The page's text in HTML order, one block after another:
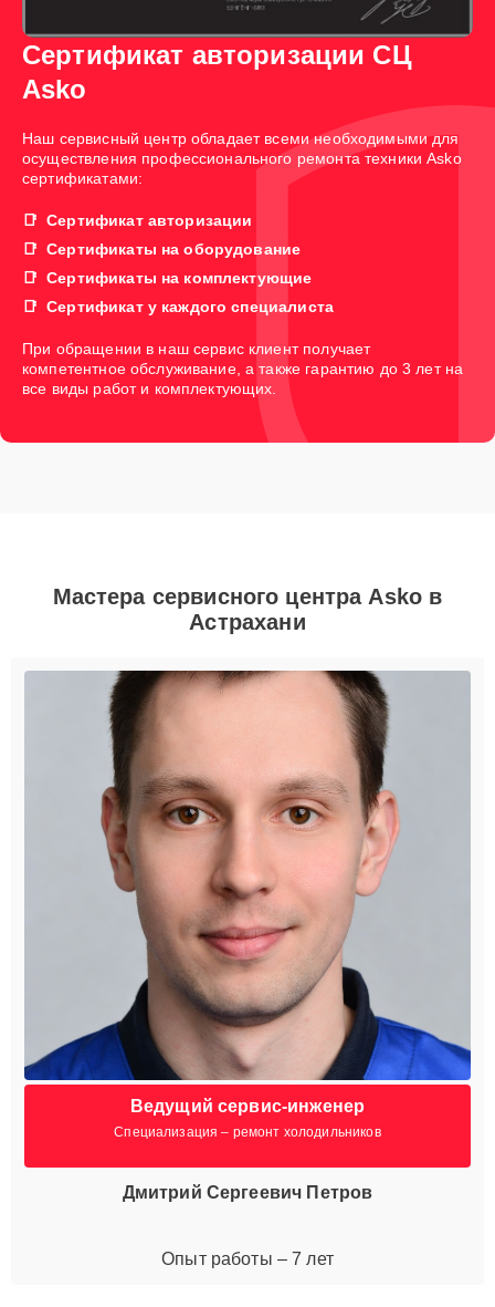
Сертификат авторизации СЦ
Asko
Наш сервисный центр обладает всеми необходимыми для
осуществления профессионального ремонта техники Asko
сертификатами:
Сертификат авторизации
Сертификаты на оборудование
Сертификаты на комплектующие
Сертификат у каждого специалиста
При обращении в наш сервис клиент получает
компетентное обслуживание, а также гарантию до 3 лет на
все виды работ и комплектующих.
Мастера сервисного центра Asko в
Астрахани
Ведущий сервис-инженер
Специализация – ремонт холодильников
Дмитрий Сергеевич Петров
Опыт работы – 7 лет